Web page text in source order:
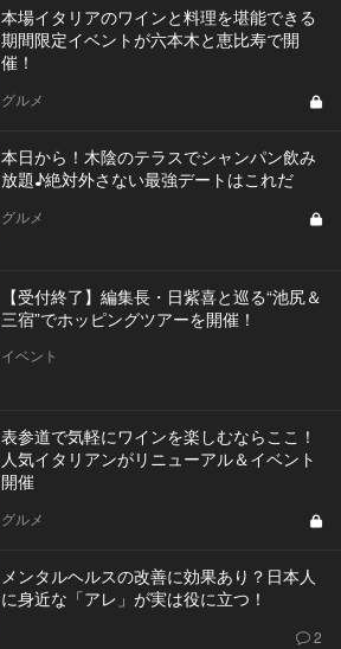
本場イタリアのワインと料理を堪能できる
期間限定イベントが六本木と恵比寿で開
催！
グルメ
本日から！木陰のテラスでシャンパン飲み
放題♪絶対外さない最強デートはこれだ
グルメ
【受付終了】編集長・日紫喜と巡る“池尻＆
三宿”でホッピングツアーを開催！
イベント
表参道で気軽にワインを楽しむならここ！
人気イタリアンがリニューアル＆イベント
開催
グルメ
メンタルヘルスの改善に効果あり？日本人
に身近な「アレ」が実は役に立つ！
2